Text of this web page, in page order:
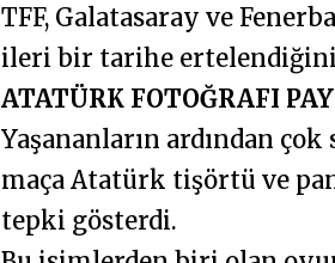
TFF, Galatasaray ve
ileri bir tarihe
ATATÜRK FOTOĞRAFI
Yaşananların ardından
maça Atatürk tişörtü ve
tepki gösterdi.